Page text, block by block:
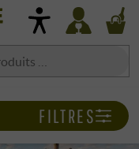
FILTRES